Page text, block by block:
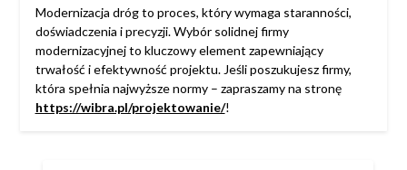
Modernizacja dróg to proces, który wymaga staranności,
doświadczenia i precyzji. Wybór solidnej firmy
modernizacyjnej to kluczowy element zapewniający
trwałość i efektywność projektu. Jeśli poszukujesz firmy,
która spełnia najwyższe normy – zapraszamy na stronę
https://wibra.pl/projektowanie/!